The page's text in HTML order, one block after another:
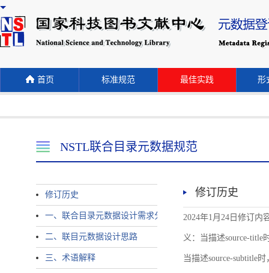
首页 标准规范 最佳实践 形
NSTL联合目录元数据规范
修订历史
一、联合目录元数据设计需求分析
二、联目元数据设计思路
三、术语解释
修订历史
2024年1月24日修订内
义：当描述source-title
当描述source-subtitle